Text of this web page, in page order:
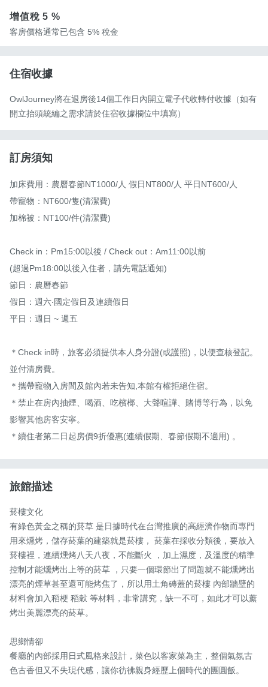
增值稅5 %
客房價格通常已包含 5% 稅金
住宿收據
OwlJourney將在退房後14個工作日內開立電子代收轉付收據（如有
開立抬頭統編之需求請於住宿收據欄位中填寫）
訂房須知
加床費用：農曆春節NT1000/人 假日NT800/人 平日NT600/人
帶寵物：NT600/隻(清潔費)
加棉被：NT100/件(清潔費)
Check in：Pm15:00以後 / Check out：Am11:00以前
(超過Pm18:00以後入住者，請先電話通知)
節日：農曆春節
假日：週六‧國定假日及連續假日
平日：週日 ~ 週五
＊Check in時，旅客必須提供本人身分證(或護照)，以便查核登記。
並付清房費。
＊攜帶寵物入房間及館內若未告知,本館有權拒絕住宿。
＊禁止在房內抽煙、喝酒、吃檳榔、大聲喧譁、賭博等行為，以免
影響其他房客安寧。
＊續住者第二日起房價9折優惠(連續假期、春節假期不適用) 。
旅館描述
菸樓文化
有綠色黃金之稱的菸草 是日據時代在台灣推廣的高經濟作物而專門
用來燻烤，儲存菸葉的建築就是菸樓， 菸葉在採收分類後，要放入
菸樓裡，連續燻烤八天八夜，不能斷火 ，加上濕度，及溫度的精準
控制才能燻烤出上等的菸草 ，只要一個環節出了問題就不能燻烤出
漂亮的煙草甚至還可能烤焦了，所以用土角磚蓋的菸樓 內部牆壁的
材料會加入稻梗 稻穀 等材料，非常講究，缺一不可，如此才可以薰
烤出美麗漂亮的菸草。
思鄉情卻
餐廳的內部採用日式風格來設計，菜色以客家菜為主，整個氣氛古
色古香但又不失現代感，讓你彷彿親身經歷上個時代的團圓飯。